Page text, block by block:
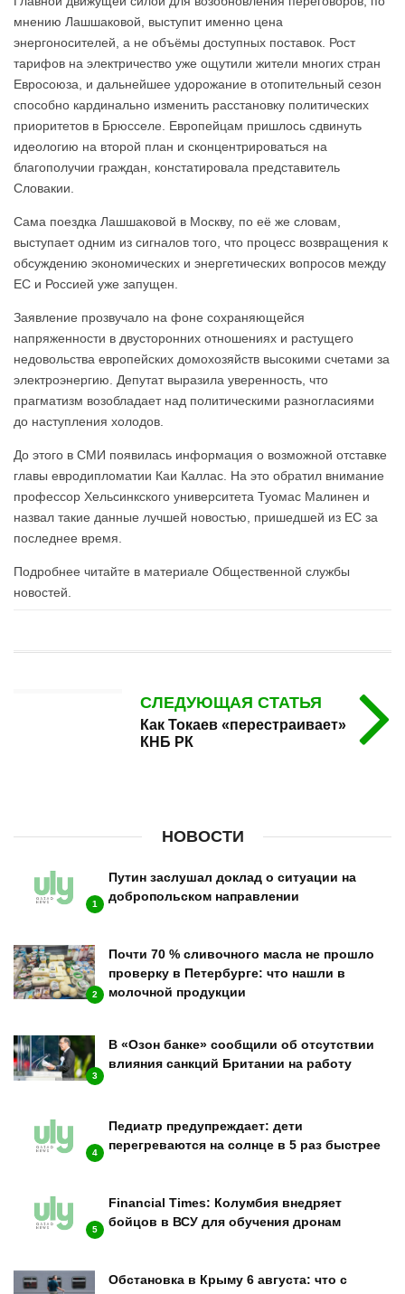
мнению Лашшаковой, выступит именно цена
энергоносителей, а не объёмы доступных поставок. Рост
тарифов на электричество уже ощутили жители многих стран
Евросоюза, и дальнейшее удорожание в отопительный сезон
способно кардинально изменить расстановку политических
приоритетов в Брюсселе. Европейцам пришлось сдвинуть
идеологию на второй план и сконцентрироваться на
благополучии граждан, констатировала представитель
Словакии.
Сама поездка Лашшаковой в Москву, по её же словам,
выступает одним из сигналов того, что процесс возвращения к
обсуждению экономических и энергетических вопросов между
ЕС и Россией уже запущен.
Заявление прозвучало на фоне сохраняющейся
напряженности в двусторонних отношениях и растущего
недовольства европейских домохозяйств высокими счетами за
электроэнергию. Депутат выразила уверенность, что
прагматизм возобладает над политическими разногласиями
до наступления холодов.
До этого в СМИ появилась информация о возможной отставке
главы евродипломатии Каи Каллас. На это обратил внимание
профессор Хельсинкского университета Туомас Малинен и
назвал такие данные лучшей новостью, пришедшей из ЕС за
последнее время.
Подробнее читайте в материале Общественной службы
новостей.
СЛЕДУЮЩАЯ СТАТЬЯ
Как Токаев «перестраивает»
КНБ РК
НОВОСТИ
1
Путин заслушал доклад о ситуации на
добропольском направлении
2
Почти 70 % сливочного масла не прошло
проверку в Петербурге: что нашли в
молочной продукции
3
В «Озон банке» сообщили об отсутствии
влияния санкций Британии на работу
4
Педиатр предупреждает: дети
перегреваются на солнце в 5 раз быстрее
5
Financial Times: Колумбия внедряет
бойцов в ВСУ для обучения дронам
Обстановка в Крыму 6 августа: что с